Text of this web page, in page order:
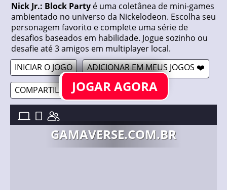
Nick Jr.: Block Party é uma coletânea de mini-games
ambientado no universo da Nickelodeon. Escolha seu
personagem favorito e complete uma série de
desafios baseados em habilidade. Jogue sozinho ou
desafie até 3 amigos em multiplayer local.
INICIAR O JOGO
ADICIONAR EM MEUS JOGOS ❤️
COMPARTILHAR 🔗JOGAR AGORA
GAMAVERSE.COM.BR
NICK JR.: BLOCK PARTY //